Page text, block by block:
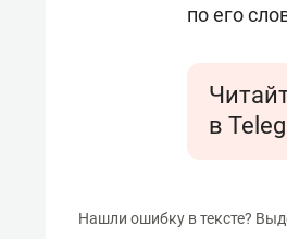
по его
в
Нашли ошибку в тексте?